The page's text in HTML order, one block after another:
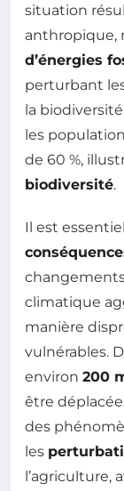
situation
anthropique,
d’énergies
perturbant
la
les
de 60 %,
biodiversité.
Il est
climatique
manière
vulnérables.
environ 200
être
des
les
l’agriculture,